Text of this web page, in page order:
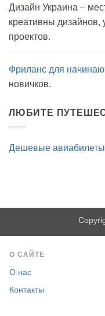
мылом
прогулку
антисептик.
Дизайн Украина –
креативны дизайнов,
проектов.
Фриланс для
новичков.
ЛЮБИТЕ
Дешевые авиабилеты
О САЙТЕ
О нас
Контакты